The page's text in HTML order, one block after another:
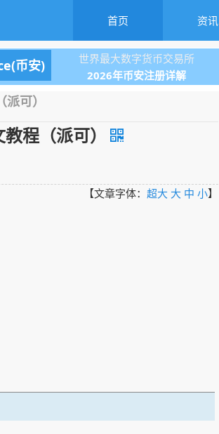
首页 资讯
世界最大数字货币交易所
币安)
2026年币安注册详解
可）
程（派可）
【文章字体： 超大 大 中 小】